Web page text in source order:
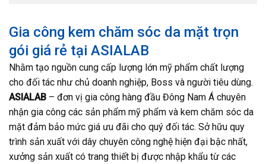
Gia công kem chăm sóc da mặt trọn
gói giá rẻ tại ASIALAB
Nhằm tạo nguồn cung cấp lượng lớn mỹ phẩm chất lượng
cho đối tác như chủ doanh nghiệp, Boss và người tiêu dùng.
ASIALAB – đơn vị gia công hàng đầu Đông Nam Á chuyên
nhận gia công các sản phẩm mỹ phẩm và kem chăm sóc da
mặt đảm bảo mức giá ưu đãi cho quý đối tác. Sở hữu quy
trình sản xuất với dây chuyên công nghệ hiện đại bậc nhất,
xưởng sản xuất có trang thiết bị được nhập khẩu từ các